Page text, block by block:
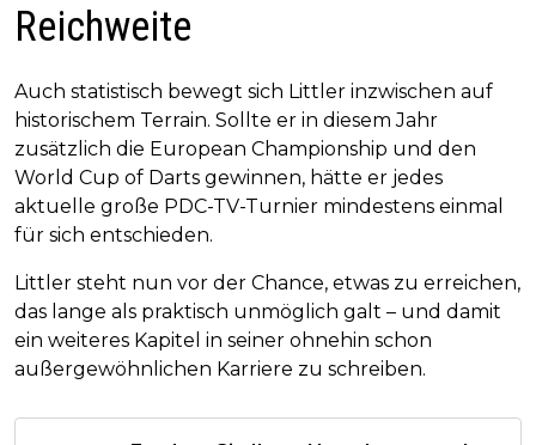
Reichweite
Auch statistisch bewegt sich Littler inzwischen auf
historischem Terrain. Sollte er in diesem Jahr
zusätzlich die European Championship und den
World Cup of Darts gewinnen, hätte er jedes
aktuelle große PDC-TV-Turnier mindestens einmal
für sich entschieden.
Littler steht nun vor der Chance, etwas zu erreichen,
das lange als praktisch unmöglich galt – und damit
ein weiteres Kapitel in seiner ohnehin schon
außergewöhnlichen Karriere zu schreiben.